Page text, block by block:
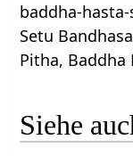
baddha-
Setu
Pitha, Baddha
Siehe